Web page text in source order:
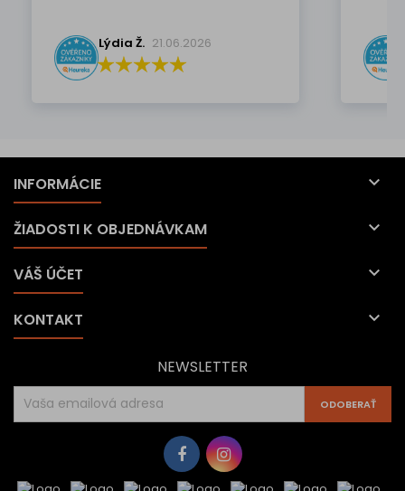
Lýdia Ž. 21.06.2026
INFORMÁCIE 
ŽIADOSTI K OBJEDNÁVKAM 
VÁŠ ÚČET 
KONTAKT 
NEWSLETTER